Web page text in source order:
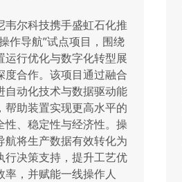
韦尔科技携手盛虹石化推
作导航”试点项目，围绕
运行优化与数字化转型展
度合作。该项目通过融合
自动化技术与数据驱动能
帮助装置实现更高水平的
性、稳定性与经济性。操
航将生产数据有效转化为
行决策支持，提升工艺优
率，并赋能一线操作人